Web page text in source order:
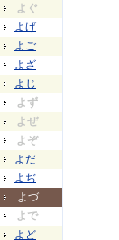
よぐ
よげ
よご
よざ
よじ
よず
よぜ
よぞ
よだ
よぢ
よづ
よで
よど